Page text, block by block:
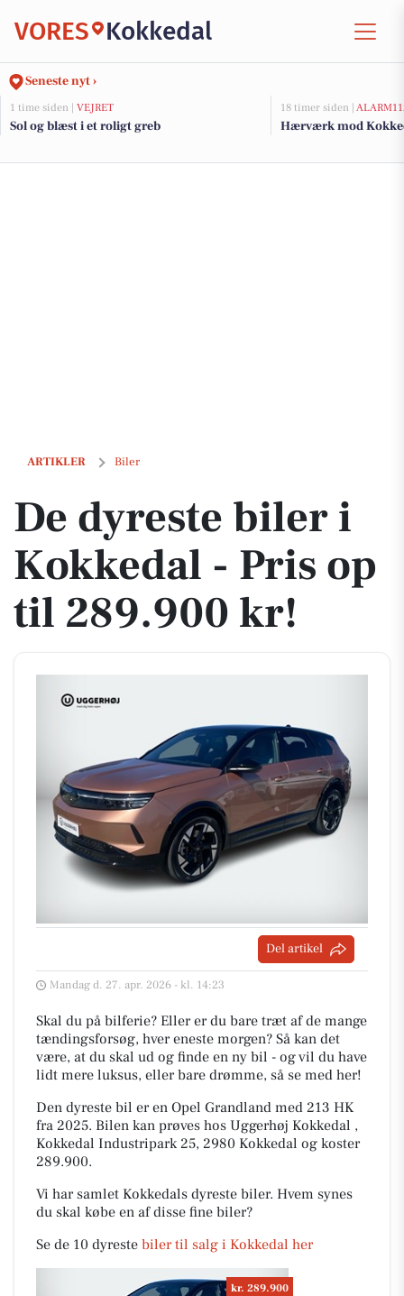
VORES Kokkedal
Seneste nyt ›
1 time siden | VEJRET
Sol og blæst i et roligt greb
18 timer siden |
Hærværk mod
ARTIKLER Biler
De dyreste biler i Kokkedal - Pris op til 289.900 kr!
De dyreste biler i
Kokkedal - Pris op
til 289.900 kr!
Del artikel
Mandag d. 27. apr. 2026 - kl. 14:23
Skal du på bilferie? Eller er du bare træt af de mange
tændingsforsøg, hver eneste morgen? Så kan det
være, at du skal ud og finde en ny bil - og vil du have
lidt mere luksus, eller bare drømme, så se med her!
Den dyreste bil er en Opel Grandland med 213 HK
fra 2025. Bilen kan prøves hos Uggerhøj Kokkedal ,
Kokkedal Industripark 25, 2980 Kokkedal og koster
289.900.
Vi har samlet Kokkedals dyreste biler. Hvem synes
du skal købe en af disse fine biler?
Se de 10 dyreste biler til salg i Kokkedal her
kr. 289.900